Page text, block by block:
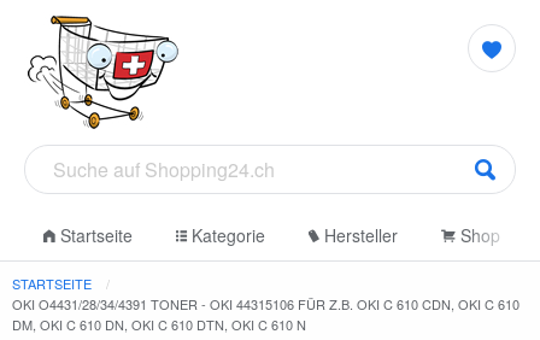
Startseite Kategorie Hersteller Shop
STARTSEITE
OKI O4431/28/34/4391 TONER - OKI 44315106 FÜR Z.B. OKI C 610 CDN, OKI C 610
DM, OKI C 610 DN, OKI C 610 DTN, OKI C 610 N